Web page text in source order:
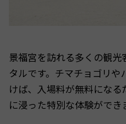
景福宮を訪れる多くの観
タルです。チマチョゴリ
けば、入場料が無料にな
に浸った特別な体験ができ